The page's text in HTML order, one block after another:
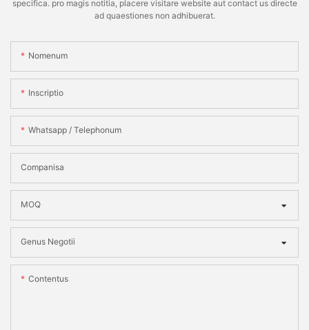
specifica. pro magis notitia, placere visitare website aut contact us directe
ad quaestiones non adhibuerat.
Nomenum
Inscriptio
Whatsapp / Telephonum
Companisa
MOQ
Genus Negotii
Contentus